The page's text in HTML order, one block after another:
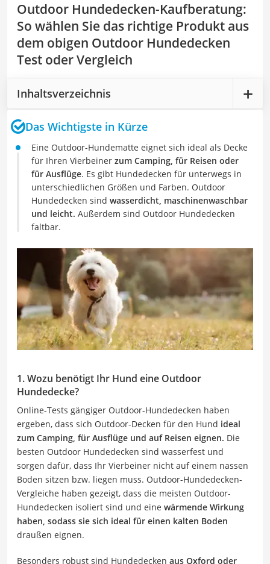
Outdoor Hundedecken-Kaufberatung:
So wählen Sie das richtige Produkt aus
dem obigen Outdoor Hundedecken
Test oder Vergleich
Inhaltsverzeichnis
Das Wichtigste in Kürze
Eine Outdoor-Hundematte eignet sich ideal als Decke
für Ihren Vierbeiner zum Camping, für Reisen oder
für Ausflüge. Es gibt Hundedecken für unterwegs in
unterschiedlichen Größen und Farben. Outdoor
Hundedecken sind wasserdicht, maschinenwaschbar
und leicht. Außerdem sind Outdoor Hundedecken
faltbar.
1. Wozu benötigt Ihr Hund eine Outdoor
Hundedecke?
Online-Tests gängiger Outdoor-Hundedecken haben
ergeben, dass sich Outdoor-Decken für den Hund ideal
zum Camping, für Ausflüge und auf Reisen eignen. Die
besten Outdoor Hundedecken sind wasserfest und
sorgen dafür, dass Ihr Vierbeiner nicht auf einem nassen
Boden sitzen bzw. liegen muss. Outdoor-Hundedecken-
Vergleiche haben gezeigt, dass die meisten Outdoor-
Hundedecken isoliert sind und eine wärmende Wirkung
haben, sodass sie sich ideal für einen kalten Boden
draußen eignen.
Besonders robust sind Hundedecken aus Oxford oder